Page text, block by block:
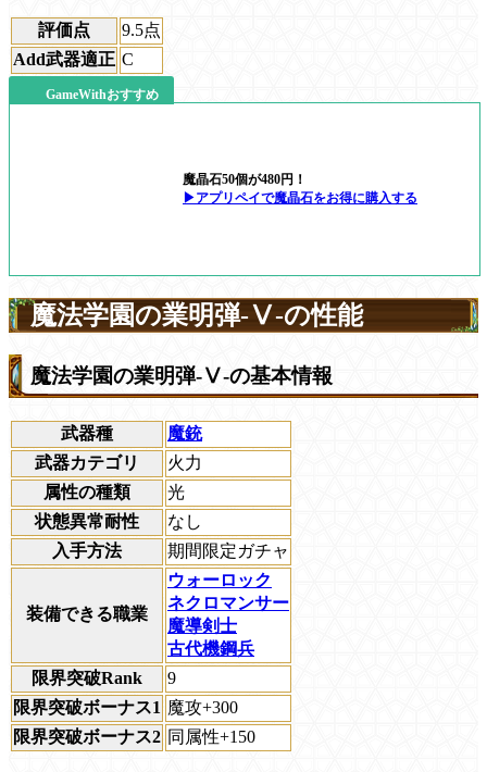
評価点 9.5点
Add武器適正 C
GameWithおすすめ
魔晶石50個が480円！
▶アプリペイで魔晶石をお得に購入する
魔法学園の業明弾-Ⅴ-の性能
魔法学園の業明弾-Ⅴ-の基本情報
武器種
魔銃
武器カテゴリ
火力
属性の種類
光
状態異常耐性
なし
入手方法
期間限定ガチャ
装備できる職業
ウォーロック
ネクロマンサー
魔導剣士
古代機鋼兵
限界突破Rank
9
限界突破ボーナス1 魔攻+300
限界突破ボーナス2 同属性+150